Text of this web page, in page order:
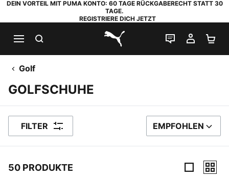
DEIN VORTEIL MIT PUMA KONTO: 60 TAGE RÜCKGABERECHT STATT 30
TAGE.
REGISTRIERE DICH JETZT
PUMA.com
LIVE-CHAT
MEIN
Golf
GOLFSCHUHE
FILTER SORTIEREN NACH
EMPFOHLEN
50 PRODUKTE